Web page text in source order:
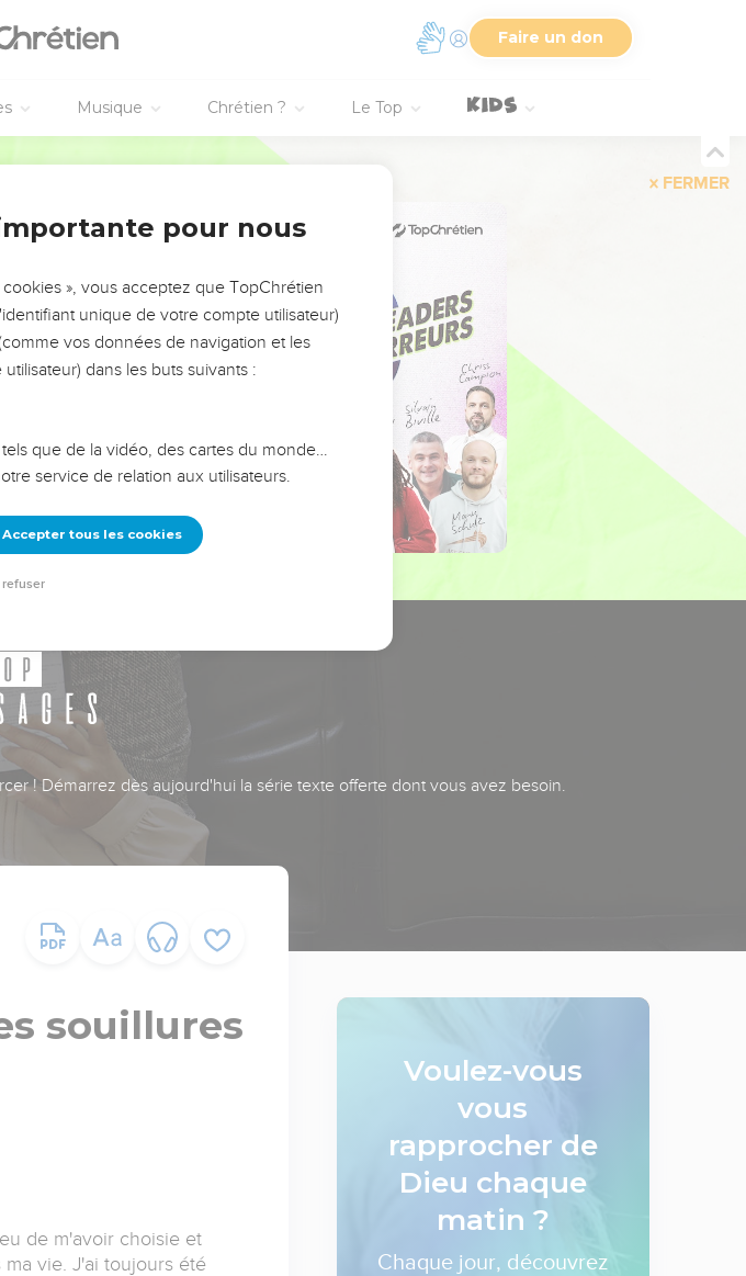
Faire un don
Musique Chrétien ? Le Top
FERMER
!
Mais on voit
que ce sont
erreurs
leurs erreurs
ou une famille,
! Démarrez dès aujourd'hui la série texte offerte dont vous avez besoin.
souillures
de m'avoir choisie et
vie. J'ai toujours été
Voulez-vous
vous
rapprocher de
Dieu chaque
matin ?
Chaque jour, découvrez
pour nous
», vous acceptez que TopChrétien
unique de votre compte utilisateur)
vos données de navigation et les
dans les buts suivants :
que de la vidéo, des cartes du monde…
service de relation aux utilisateurs.
Accepter tous les cookies
refuser